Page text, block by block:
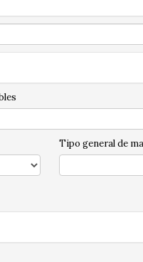
Tipo general de